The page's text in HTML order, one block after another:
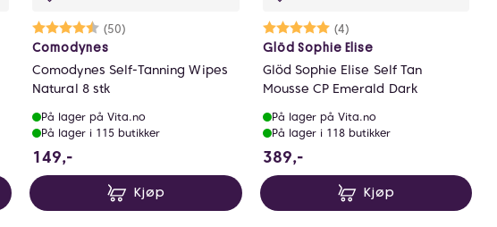
Karakter:
(50)
4.6 av 5 mulige
Comodynes
Comodynes Self-Tanning Wipes
Natural 8 stk
På lager på Vita.no
På lager i 115 butikker
149,-
Kjøp
Karakter:
(4)
5.0 av 5 mulige
Glöd Sophie Elise
Glöd Sophie Elise Self Tan
Mousse CP Emerald Dark
På lager på Vita.no
På lager i 118 butikker
389,-389 NOK
Kjøp